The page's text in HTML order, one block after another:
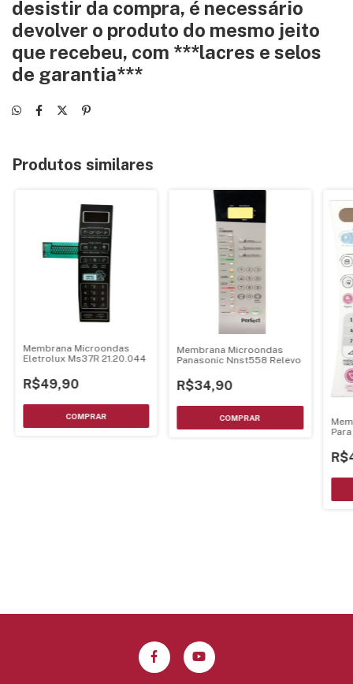
desistir da compra, é necessário
devolver o produto do mesmo jeito
que recebeu, com ***lacres e selos
de garantia***
Produtos similares
Membrana Microondas
Eletrolux Ms37R 21.20.044
R$49,90
Membrana Microondas
Panasonic Nnst558 Relevo
R$34,90